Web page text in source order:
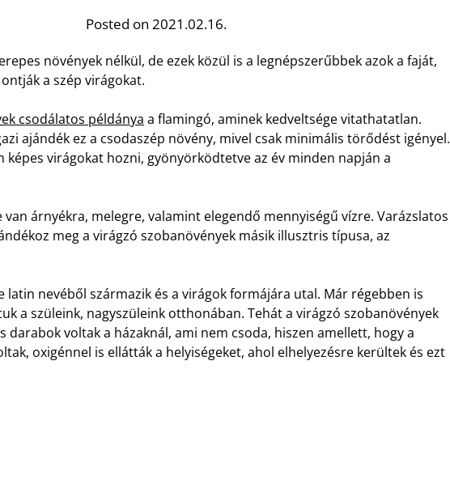
Posted on 2021.02.16.
növények nélkül, de ezek közül is a legnépszerűbbek azok a faját,
a szép virágokat.
csodálatos példánya a flamingó, aminek kedveltsége vitathatatlan.
ajándék ez a csodaszép növény, mivel csak minimális törődést igényel.
képes virágokat hozni, gyönyörködtetve az év minden napján a
van árnyékra, melegre, valamint elegendő mennyiségű vízre. Varázslatos
meg a virágzó szobanövények másik illusztris típusa, az
latin nevéből származik és a virágok formájára utal. Már régebben is
a szüleink, nagyszüleink otthonában. Tehát a virágzó szobanövények
darabok voltak a házaknál, ami nem csoda, hiszen amellett, hogy a
oxigénnel is ellátták a helyiségeket, ahol elhelyezésre kerültek és ezt